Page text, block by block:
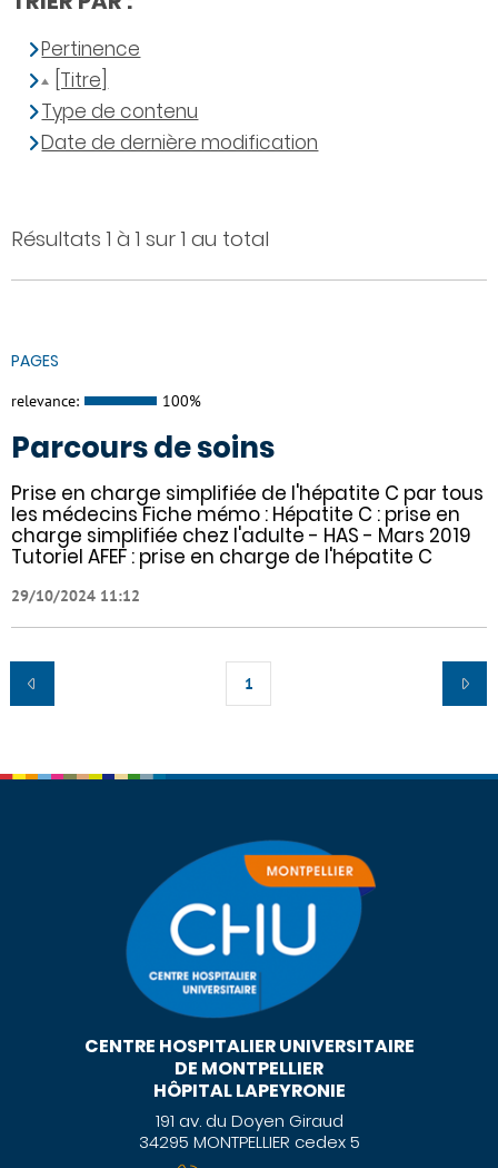
Résultats 1 à 1 sur 1 au total
PAGES
relevance: 100%
Parcours de soins
Prise en charge simplifiée de l'hépatite C par tous
les médecins Fiche mémo : Hépatite C : prise en
charge simplifiée chez l'adulte - HAS - Mars 2019
Tutoriel AFEF : prise en charge de l'hépatite C
29/10/2024 11:12
1
Pertinence
[Titre]
Type de contenu
Date de dernière modification
CENTRE HOSPITALIER UNIVERSITAIRE
DE MONTPELLIER
HÔPITAL LAPEYRONIE
191 av. du Doyen Giraud
34295 MONTPELLIER cedex 5